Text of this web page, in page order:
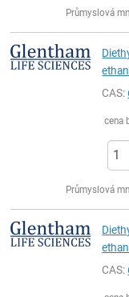
Průmyslová
CAS:
cena
Průmyslová
CAS: